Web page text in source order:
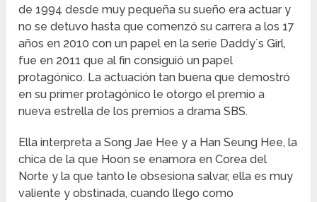
de 1994 desde muy pequeña su sueño era actuar y
no se detuvo hasta que comenzó su carrera a los 17
años en 2010 con un papel en la serie Daddy´s Girl,
fue en 2011 que al fin consiguió un papel
protagónico. La actuación tan buena que demostró
en su primer protagónico le otorgo el premio a
nueva estrella de los premios a drama SBS.
Ella interpreta a Song Jae Hee y a Han Seung Hee, la
chica de la que Hoon se enamora en Corea del
Norte y la que tanto le obsesiona salvar, ella es muy
valiente y obstinada, cuando llego como